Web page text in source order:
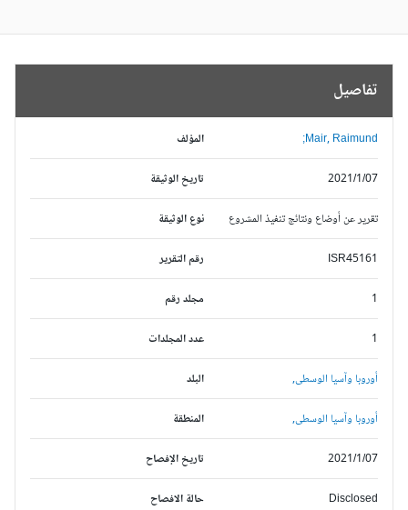
تفاصيل
المؤلف Mair, Raimund;
تاريخ الوثيقة 2021/1/07
نوع الوثيقة تقرير عن أوضاع ونتائج تنفيذ المشروع
رقم التقرير ISR45161
مجلد رقم
عدد المجلدات
البلد أوروبا وآسيا الوسطى,
المنطقة أوروبا وآسيا الوسطى,
تاريخ الإفصاح 2021/1/07
حالة الافصاح Disclosed